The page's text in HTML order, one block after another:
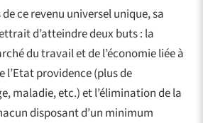
ce revenu universel unique, sa
d’atteindre deux buts : la
du travail et de l’économie liée à
providence (plus de
maladie, etc.) et l’élimination de la
disposant d’un minimum